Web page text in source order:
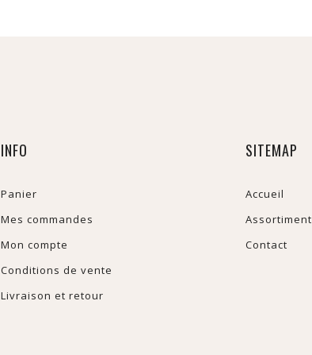
INFO
Panier
Mes commandes
Mon compte
Conditions de vente
Livraison et retour
SITEMAP
Accueil
Assortiment
Contact